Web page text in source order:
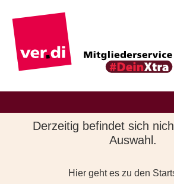
Derzeitig befindet sich
Auswahl.
Hier geht es zu den